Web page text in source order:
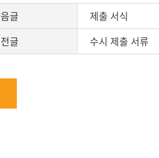
글
제출 서식
글
수시 제출 서류